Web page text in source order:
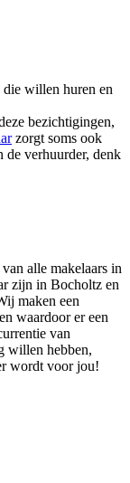
die willen huren en
bezichtigingen,
zorgt soms ook
de verhuurder, denk
alle makelaars in
zijn in Bocholtz en
maken een
waardoor er een
van
willen hebben,
wordt voor jou!